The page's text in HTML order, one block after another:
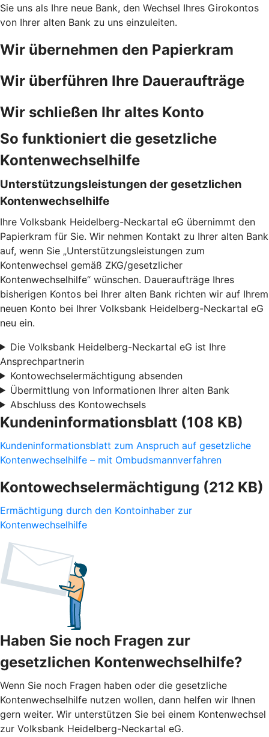
Sie uns als Ihre neue Bank, den Wechsel Ihres Girokontos
von Ihrer alten Bank zu uns einzuleiten.
Wir übernehmen den Papierkram
Wir überführen Ihre Daueraufträge
Wir schließen Ihr altes Konto
So funktioniert die gesetzliche
Kontenwechselhilfe
Unterstützungsleistungen der gesetzlichen
Kontenwechselhilfe
Ihre Volksbank Heidelberg-Neckartal eG übernimmt den
Papierkram für Sie. Wir nehmen Kontakt zu Ihrer alten Bank
auf, wenn Sie „Unterstützungsleistungen zum
Kontenwechsel gemäß ZKG/gesetzlicher
Kontenwechselhilfe“ wünschen. Daueraufträge Ihres
bisherigen Kontos bei Ihrer alten Bank richten wir auf Ihrem
neuen Konto bei Ihrer Volksbank Heidelberg-Neckartal eG
neu ein.
Die Volksbank Heidelberg-Neckartal eG ist Ihre
Ansprechpartnerin
Kontowechselermächtigung absenden
Übermittlung von Informationen Ihrer alten Bank
Abschluss des Kontowechsels
Kundeninformationsblatt (108 KB)
Kundeninformationsblatt zum Anspruch auf gesetzliche
Kontenwechselhilfe – mit Ombudsmannverfahren
Kontowechselermächtigung (212 KB)
Ermächtigung durch den Kontoinhaber zur
Kontenwechselhilfe
Haben Sie noch Fragen zur
gesetzlichen Kontenwechselhilfe?
Wenn Sie noch Fragen haben oder die gesetzliche
Kontenwechselhilfe nutzen wollen, dann helfen wir Ihnen
gern weiter. Wir unterstützen Sie bei einem Kontenwechsel
zur Volksbank Heidelberg-Neckartal eG.